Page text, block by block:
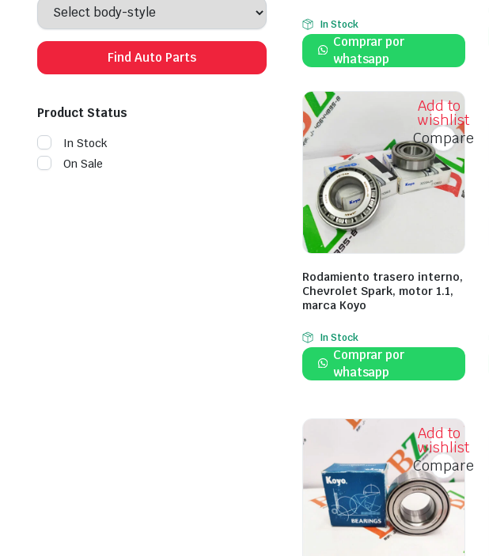
In Stock
Comprar por
whatsapp
Add to
wishlist
Compare
Rodamiento trasero interno,
Chevrolet Spark, motor 1.1,
marca Koyo
In Stock
Comprar por
whatsapp
Add to
wishlist
Compare
Find Auto Parts
Product Status
In Stock
On Sale